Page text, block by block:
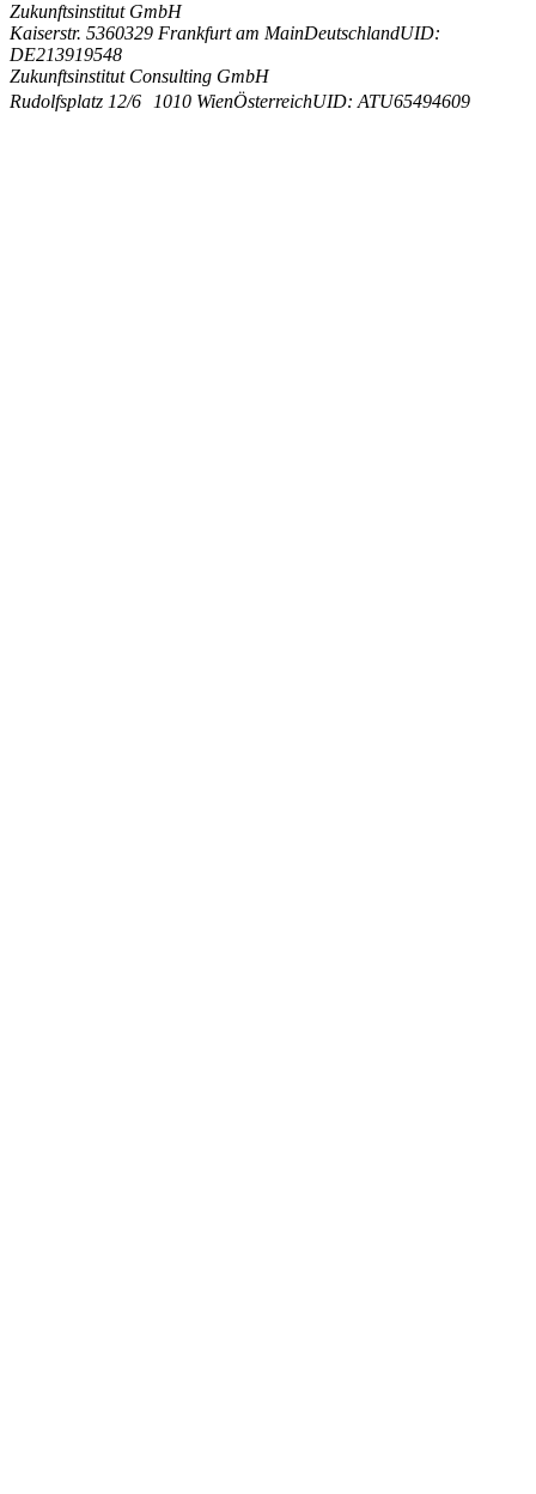
Zukunftsinstitut GmbH
Kaiserstr. 5360329 Frankfurt am MainDeutschlandUID:
DE213919548
Zukunftsinstitut Consulting GmbH
Rudolfsplatz 12/6
1010 WienÖsterreichUID: ATU65494609